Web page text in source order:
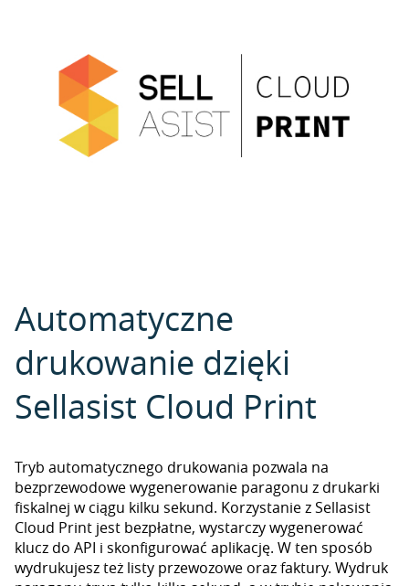
Automatyczne
drukowanie dzięki
Sellasist Cloud Print
Tryb automatycznego drukowania pozwala na
bezprzewodowe wygenerowanie paragonu z drukarki
fiskalnej w ciągu kilku sekund. Korzystanie z Sellasist
Cloud Print jest bezpłatne, wystarczy wygenerować
klucz do API i skonfigurować aplikację. W ten sposób
wydrukujesz też listy przewozowe oraz faktury. Wydruk